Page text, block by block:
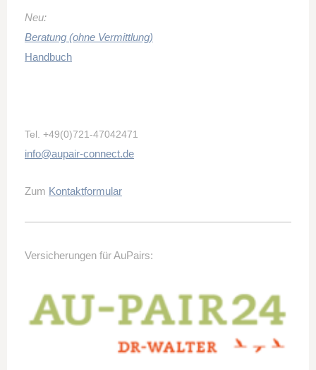
Neu:
Beratung (ohne Vermittlung)
Handbuch
Tel. +49(0)721-47042471
info@aupair-connect.de
Zum Kontaktformular
Versicherungen für AuPairs: